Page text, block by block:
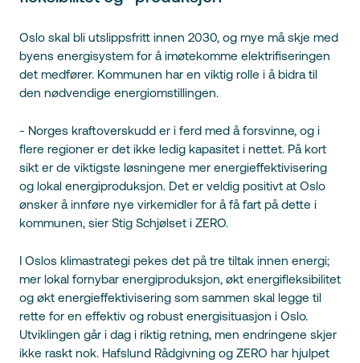
Oslo skal bli utslippsfritt innen 2030, og mye må skje med
byens energisystem for å imøtekomme elektrifiseringen
det medfører. Kommunen har en viktig rolle i å bidra til
den nødvendige energiomstillingen.
- Norges kraftoverskudd er i ferd med å forsvinne, og i
flere regioner er det ikke ledig kapasitet i nettet. På kort
sikt er de viktigste løsningene mer energieffektivisering
og lokal energiproduksjon. Det er veldig positivt at Oslo
ønsker å innføre nye virkemidler for å få fart på dette i
kommunen, sier Stig Schjølset i ZERO.
I Oslos klimastrategi pekes det på tre tiltak innen energi;
mer lokal fornybar energiproduksjon, økt energifleksibilitet
og økt energieffektivisering som sammen skal legge til
rette for en effektiv og robust energisituasjon i Oslo.
Utviklingen går i dag i riktig retning, men endringene skjer
ikke raskt nok. Hafslund Rådgivning og ZERO har hjulpet